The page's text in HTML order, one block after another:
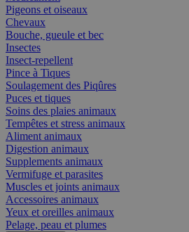
Pigeons et oiseaux
Chevaux
Bouche, gueule et bec
Insectes
Insect-repellent
Pince à Tiques
Soulagement des Piqûres
Puces et tiques
Soins des plaies animaux
Tempêtes et stress animaux
Aliment animaux
Digestion animaux
Supplements animaux
Vermifuge et parasites
Muscles et joints animaux
Accessoires animaux
Yeux et oreilles animaux
Pelage, peau et plumes